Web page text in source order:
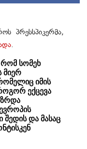
პრესსპიკერმა,
.
რომ სომეხ
მიერ
იმის
ექცევა
შედის და მასაც